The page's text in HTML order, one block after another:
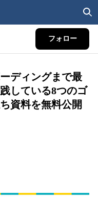
フォロー
ディングまで最
している8つのゴ
資料を無料公開